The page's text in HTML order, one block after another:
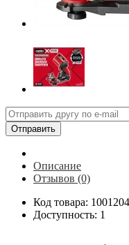
Отправить
Описание
Отзывов (0)
Код товара:
Доступность: 1